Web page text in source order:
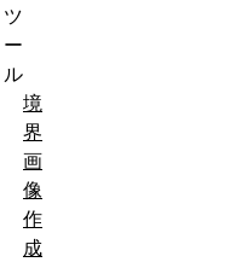
ツ
ー
ル
境
界
画
像
作
成